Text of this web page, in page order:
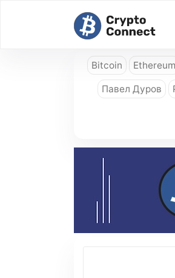
Bitcoin Ethereum
Павел Дуров